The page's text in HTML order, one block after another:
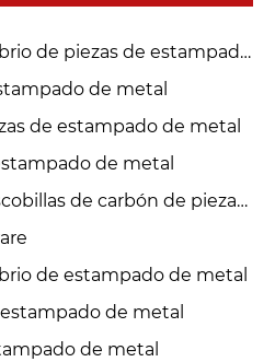
de piezas de estampado
de metal
de estampado de metal
de metal
de carbón de piezas
de estampado de metal
de metal
de metal